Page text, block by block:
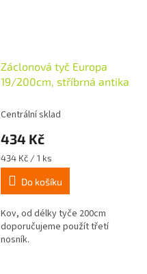
Záclonová tyč Europa
19/200cm, stříbrná antika
Centrální sklad
434 Kč
Měrná
cena:
434 Kč / 1 ks
Do košíku
Kov, od délky tyče 200cm
doporučujeme použít třetí
nosník.